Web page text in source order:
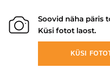
Soovid näha päris
Küsi fotot laost.
KÜSI